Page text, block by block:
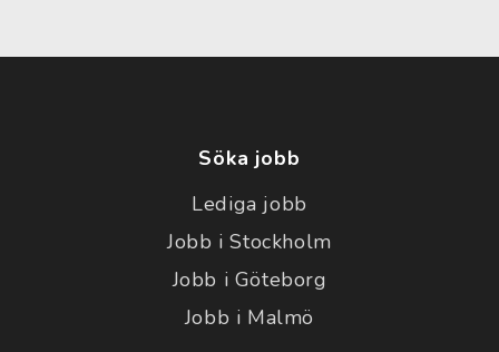
Söka jobb
Lediga jobb
Jobb i Stockholm
Jobb i Göteborg
Jobb i Malmö